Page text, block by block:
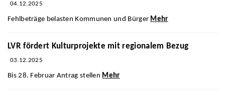
04.12.2025
Fehlbeträge belasten Kommunen und Bürger Mehr
LVR fördert Kulturprojekte mit regionalem Bezug
03.12.2025
Bis 28. Februar Antrag stellen Mehr